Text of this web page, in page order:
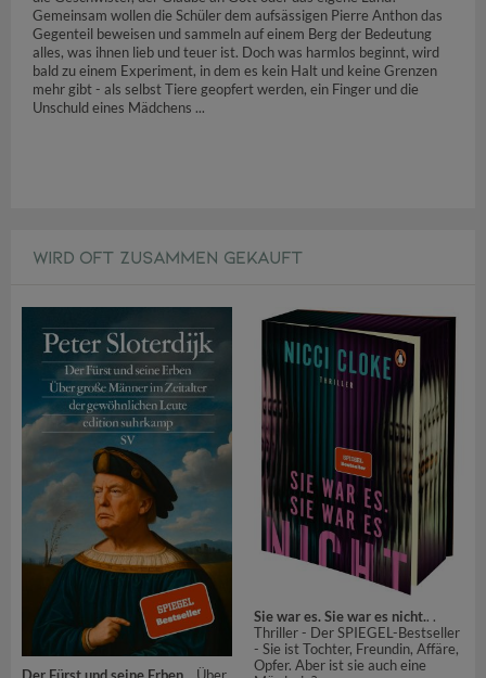
Gemeinsam wollen die Schüler dem aufsässigen Pierre Anthon das
Gegenteil beweisen und sammeln auf einem Berg der Bedeutung
alles, was ihnen lieb und teuer ist. Doch was harmlos beginnt, wird
bald zu einem Experiment, in dem es kein Halt und keine Grenzen
mehr gibt - als selbst Tiere geopfert werden, ein Finger und die
Unschuld eines Mädchens ...
WIRD OFT ZUSAMMEN GEKAUFT
Sie war es. Sie war es nicht.. .
Thriller - Der SPIEGEL-Bestseller
- Sie ist Tochter, Freundin, Affäre,
Opfer. Aber ist sie auch eine